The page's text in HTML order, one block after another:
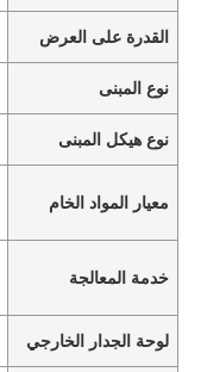
القدرة على العرض
نوع المبنى
نوع هيكل المبنى
معيار المواد الخام
خدمة المعالجة
لوحة الجدار الخارجي